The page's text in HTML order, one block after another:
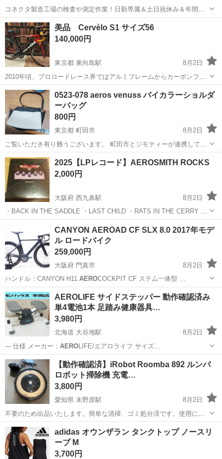
コネクタ製造工場の検査や測定作業！日勤専属＆土日祝休み＆年間休
日128日★クリーンルーム内作業★マイカー通勤OK＆無料駐車場あり
★就業先食堂利用可！日払い制度あり！《茨城県常陸大宮市》 人気の
工場のお仕事 ◇コネクタ製造工...
茨城 常陸大宮市 その他
美品 Cervèlo S1 サイズ56
140,000円
東京都 東向島駅
8月2日
2010年頃、プロロードレース界ではアルミフレームからカーボンフレ
ームへの移行が進みました。 この Cervélo S1（Soloist系）は、その時
代を代表する「高性能アルミフレーム」の名車として知られていま
す。 現在の...
東京 墨田区
0523-078 aeros venuss バイカラーショルダ
ーバッグ
800円
東京都 町田市
8月2日
ご覧いただき有り難うございます。 町田市とジモティーが連携して運
営しています。 粗⼤ごみ等の減量を⽬的にまだ使えるものをリユース
しています。 ★★★★★ ご自宅にある不要品を是非ジモティースポッ
トへお...
東京 町田市 バッグ リユース
2025【LPレコード】AEROSMITH ROCKS
2,000円
大阪府 西九条駅
8月2日
・BACK IN THE SADDLE ・LAST CHILD ・RATS IN THE CERRY ・
COMBINATION ・SICK AS A DOG ・NOBODY'S FAULT ・GET THE
LE...
CANYON AEROAD CF SLX 8.0 2017年モデ
ル ロードバイク
259,000円
大阪府 門真市
8月2日
ハンドル：CANYON H11 AEROCOCKPIT CF ステム一体型 …
大阪 門真市 ロードバイク CANYON
AEROLIFE サイドステッパー 動作確認済み
単4電池1本 足踏み健康器具…
3,980円
北海道 大谷地駅
8月2日
--- 仕様 メーカー： AERO LIFE/エアロライフ サイズ…
北海道 札幌市 大谷地駅 フィットネス、トレーニング
AEROLIFE
【動作確認済】iRobot Roomba 892 ルンバ
ロボット掃除機 充電…
3,800円
愛知県 末野原駅
8月2日
不要のため出品いたします。簡単な清掃、ゴミ処分済です。使用に伴
うスレ・キズ・汚れがあります。状態は写真をご確認ください。動作
確認済(走行・充電動作)ですが、中古品のためご理解のほどよろしくお
願いいたします。 【付属品】 ・...
愛知 豊田市 生活家電
adidas オウンザラン タンクトップ ノースリ
ーブ M
3,700円